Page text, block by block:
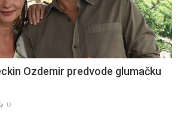
Ozdemir predvode glumačku
0